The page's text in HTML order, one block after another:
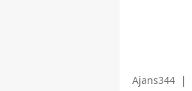
Ajans344 |